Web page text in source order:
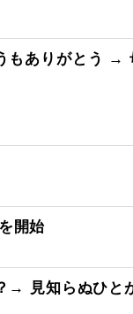
もありがとう
開始
→ 見知らぬひと